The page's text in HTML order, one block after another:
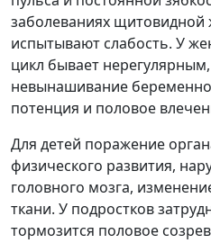
заболеваниях
испытывают слабость. У
цикл бывает
невынашивание
потенция и половое
Для детей поражение
физического развития,
головного мозга,
ткани. У подростков
тормозится половое